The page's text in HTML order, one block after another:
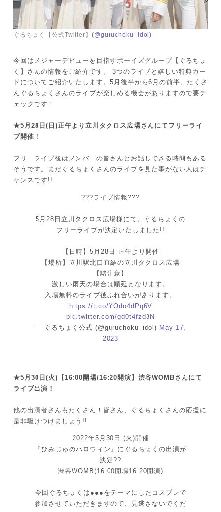
ぐるちょく【公式Twitter】 (@guruchoku_idol)
今回はメジャーデビューを目指すボーイズグループ【ぐるちょ
く】さんの情報をご紹介です。 3つのライブと嬉しい特典カー
ドについてご紹介いたします。5月後半から6月の前半、たくさ
んぐるちょくさんのライブが楽しめる機会がありますので要チ
ェックです！
★5月28日(日)正午より立川タクロス広場さんにてフリーライ
ブ開催！
フリーライブ後はメンバーの皆さんとお話しできる時間もある
そうです。まだぐるちょくさんのライブを見た事がない人はチ
ャンスです!!
???ライブ情報???
5月28日立川タクロス広場様にて、ぐるちょくの
フリーライブが決定いたしました!!
【日時】5月28日 正午より開催
【場所】立川駅北口直結の立川タクロス広場
【諸注意】
激しい雨天の場合は順延となります。
入場無料のライブ後ふれ合いがあります。
https://t.co/YOdo4dPq6V
pic.twitter.com/gd0t4fzd3N
— ぐるちょく公式 (@guruchoku_idol) May 17,
2023
★5月30日(火)【16:00開場/16:20開演】渋谷WOMBさんにて
ライブ出演！
他の出演者さんもたくさん！皆さん、ぐるちょくさんの応援に
是非駆けつけましょう!!
2022年5月30日 (火)開催
『ひみじゅのハロウィン』にぐるちょくの出演が
決定??
渋谷WOMB(16:00開場16:20開演)
今回ぐるちょくは●●●をテーマにしたコスプレで
参加させていただきますので、見逃さないでくだ